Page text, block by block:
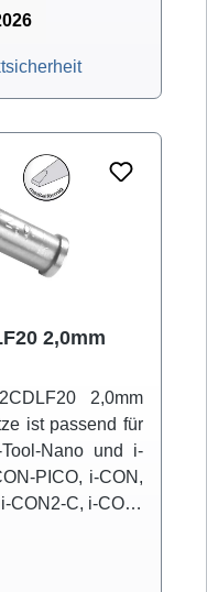
2,0mm
2,0mm
ist passend für
Nano und i-
PICO, i-CON,
CON2-C, i-CON-